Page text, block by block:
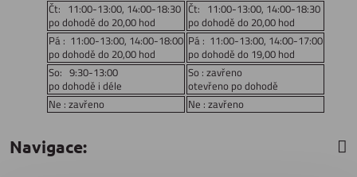
Čt: 11:00-13:00, 14:00-18:30
po dohodě do 20,00 hod
Čt: 11:00-13:00, 14:00-18:30
po dohodě do 20,00 hod
Pá : 11:00-13:00, 14:00-18:00
po dohodě do 20,00 hod
Pá : 11:00-13:00, 14:00-17:00
po dohodě do 19,00 hod
So: 9:30-13:00
po dohodě i déle
So : zavřeno
otevřeno po dohodě
Ne : zavřeno
Ne : zavřeno
Navigace: